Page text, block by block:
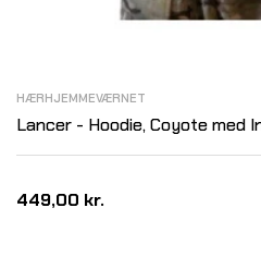
HÆRHJEMMEVÆRNET
Lancer - Hoodie, Coyote med
på ryg
449,00 kr.